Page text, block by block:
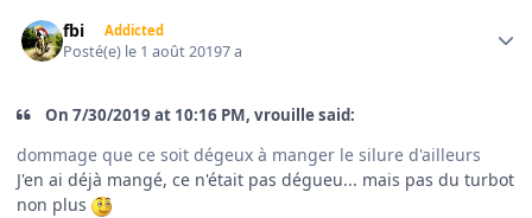
fbi Addicted
Posté(e) le 1 août 20197 a
On 7/30/2019 at 10:16 PM, vrouille said:
dommage que ce soit dégeux à manger le silure d'ailleurs
J'en ai déjà mangé, ce n'était pas dégueu... mais pas du turbot
non plus